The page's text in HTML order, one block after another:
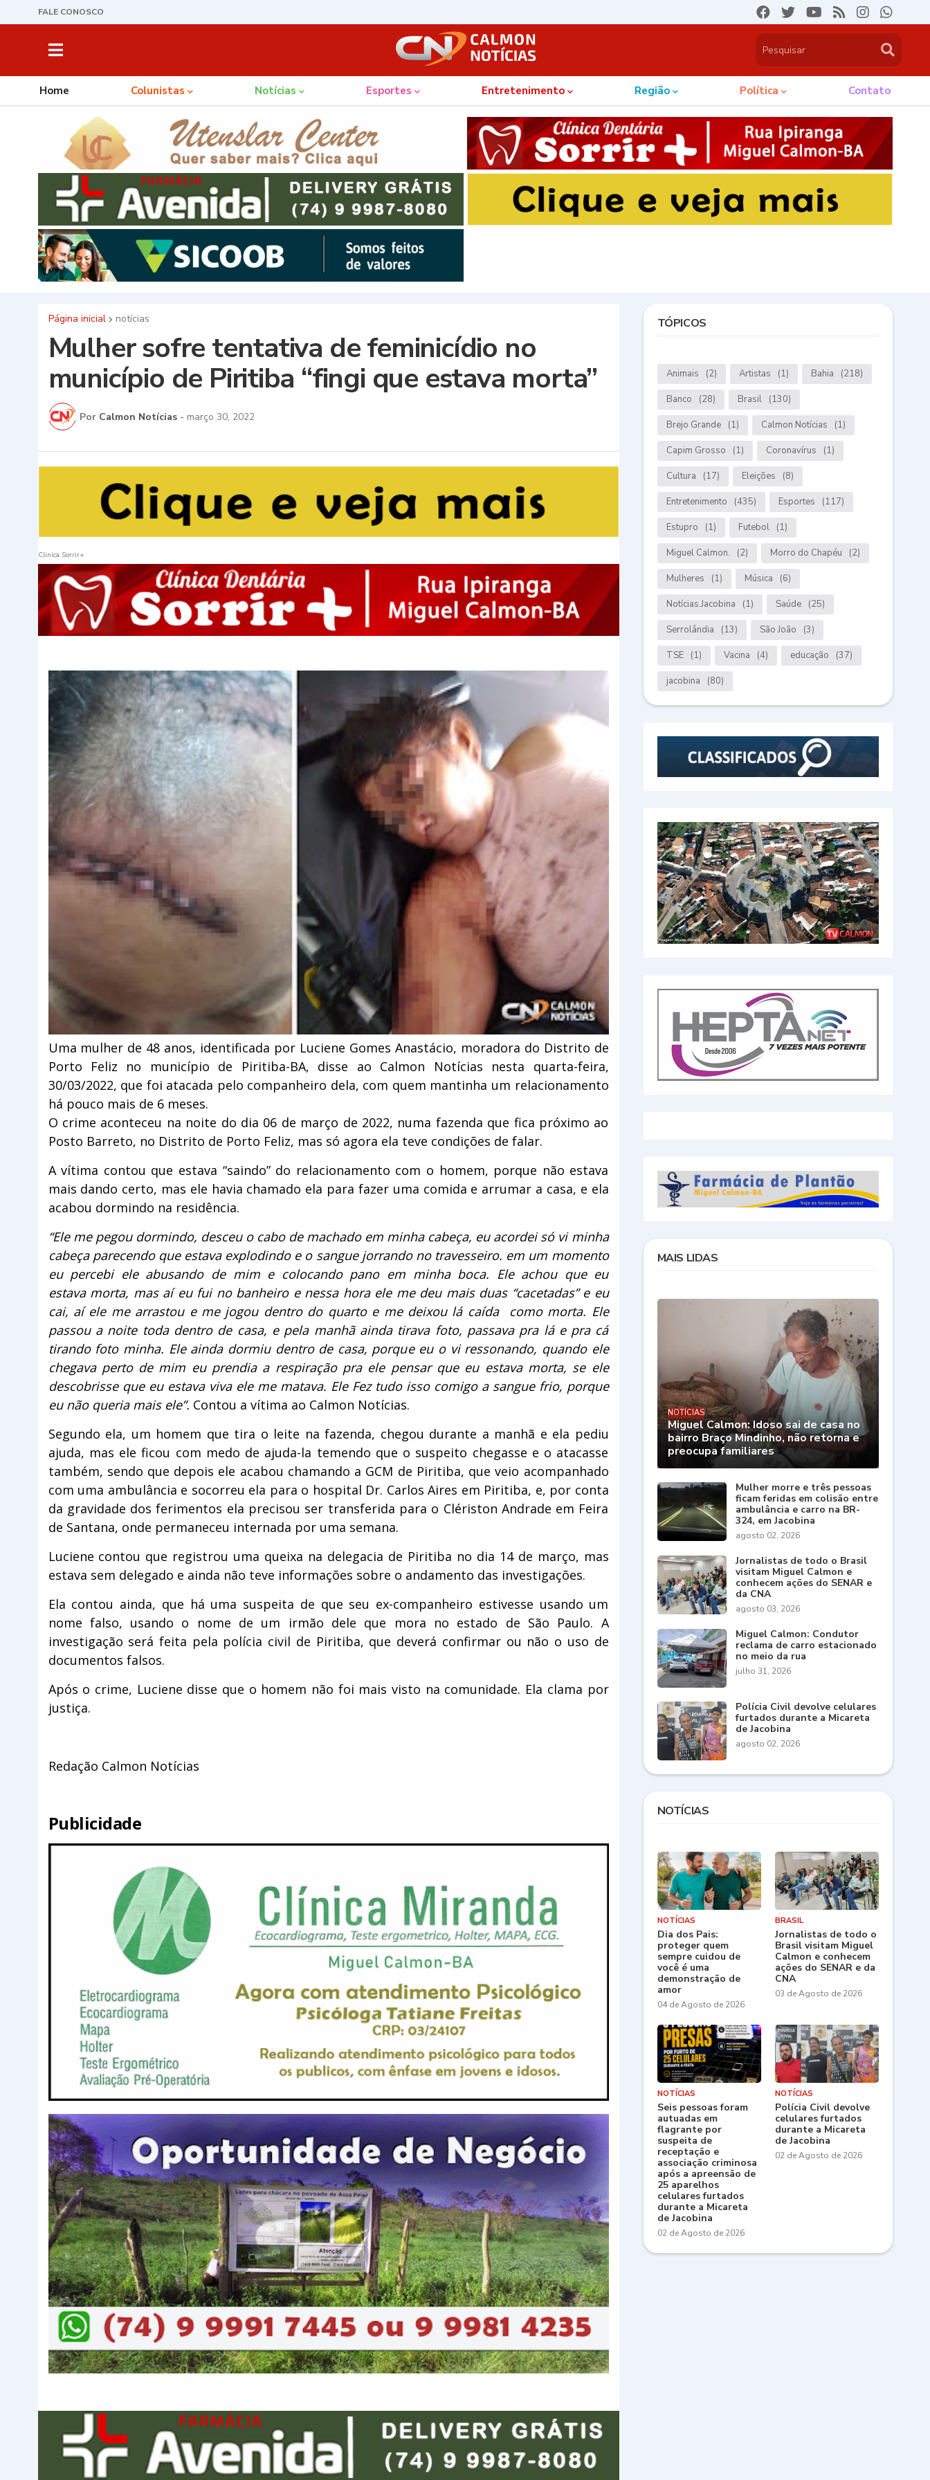
FALE CONOSCO
Home Colunistas Notícias Esportes Entretenimento Região Política Contato
Página inicial notícias
Mulher sofre tentativa de feminicídio no
município de Piritiba “fingi que estava morta”
Por Calmon Notícias - março 30, 2022
Clinica Sorrir+
Uma mulher de 48 anos, identificada por Luciene Gomes Anastácio, moradora do Distrito de
Porto Feliz no município de Piritiba-BA, disse ao Calmon Notícias nesta quarta-feira,
30/03/2022, que foi atacada pelo companheiro dela, com quem mantinha um relacionamento
há pouco mais de 6 meses.
O crime aconteceu na noite do dia 06 de março de 2022, numa fazenda que fica próximo ao
Posto Barreto, no Distrito de Porto Feliz, mas só agora ela teve condições de falar.
A vítima contou que estava “saindo” do relacionamento com o homem, porque não estava
mais dando certo, mas ele havia chamado ela para fazer uma comida e arrumar a casa, e ela
acabou dormindo na residência.
“Ele me pegou dormindo, desceu o cabo de machado em minha cabeça, eu acordei só vi minha
cabeça parecendo que estava explodindo e o sangue jorrando no travesseiro. em um momento
eu percebi ele abusando de mim e colocando pano em minha boca. Ele achou que eu
estava morta, mas aí eu fui no banheiro e nessa hora ele me deu mais duas “cacetadas” e eu
cai, aí ele me arrastou e me jogou dentro do quarto e me deixou lá caída como morta. Ele
passou a noite toda dentro de casa, e pela manhã ainda tirava foto, passava pra lá e pra cá
tirando foto minha. Ele ainda dormiu dentro de casa, porque eu o vi ressonando, quando ele
chegava perto de mim eu prendia a respiração pra ele pensar que eu estava morta, se ele
descobrisse que eu estava viva ele me matava. Ele Fez tudo isso comigo a sangue frio, porque
eu não queria mais ele”. Contou a vítima ao Calmon Notícias.
Segundo ela, um homem que tira o leite na fazenda, chegou durante a manhã e ela pediu
ajuda, mas ele ficou com medo de ajuda-la temendo que o suspeito chegasse e o atacasse
também, sendo que depois ele acabou chamando a GCM de Piritiba, que veio acompanhado
com uma ambulância e socorreu ela para o hospital Dr. Carlos Aires em Piritiba, e, por conta
da gravidade dos ferimentos ela precisou ser transferida para o Clériston Andrade em Feira
de Santana, onde permaneceu internada por uma semana.
Luciene contou que registrou uma queixa na delegacia de Piritiba no dia 14 de março, mas
estava sem delegado e ainda não teve informações sobre o andamento das investigações.
Ela contou ainda, que há uma suspeita de que seu ex-companheiro estivesse usando um
nome falso, usando o nome de um irmão dele que mora no estado de São Paulo. A
investigação será feita pela polícia civil de Piritiba, que deverá confirmar ou não o uso de
documentos falsos.
Após o crime, Luciene disse que o homem não foi mais visto na comunidade. Ela clama por
justiça.
Redação Calmon Notícias
Publicidade
TÓPICOS
Animais (2) Artistas (1) Bahia (218)
Banco (28) Brasil (130)
Brejo Grande (1) Calmon Notícias (1)
Capim Grosso (1) Coronavírus (1)
Cultura (17) Eleições (8)
Entretenimento (435) Esportes (117)
Estupro (1) Futebol (1)
Miguel Calmon. (2) Morro do Chapéu (2)
Mulheres (1) Música (6)
Notícias.Jacobina (1) Saúde (25)
Serrolândia (13) São João (3)
TSE (1) Vacina (4) educação (37)
jacobina (80)
MAIS LIDAS
NOTÍCIAS
Miguel Calmon: Idoso sai de casa no
bairro Braço Mindinho, não retorna e
preocupa familiares
Mulher morre e três pessoas
ficam feridas em colisão entre
ambulância e carro na BR-
324, em Jacobina
agosto 02, 2026
Jornalistas de todo o Brasil
visitam Miguel Calmon e
conhecem ações do SENAR e
da CNA
agosto 03, 2026
Miguel Calmon: Condutor
reclama de carro estacionado
no meio da rua
julho 31, 2026
Polícia Civil devolve celulares
furtados durante a Micareta
de Jacobina
agosto 02, 2026
NOTÍCIAS
NOTÍCIAS
Dia dos Pais:
proteger quem
sempre cuidou de
você é uma
demonstração de
amor
04 de Agosto de 2026
BRASIL
Jornalistas de todo o
Brasil visitam Miguel
Calmon e conhecem
ações do SENAR e da
CNA
03 de Agosto de 2026
NOTÍCIAS
Seis pessoas foram
autuadas em
flagrante por
suspeita de
receptação e
associação criminosa
após a apreensão de
25 aparelhos
celulares furtados
durante a Micareta
de Jacobina
02 de Agosto de 2026
NOTÍCIAS
Polícia Civil devolve
celulares furtados
durante a Micareta
de Jacobina
02 de Agosto de 2026